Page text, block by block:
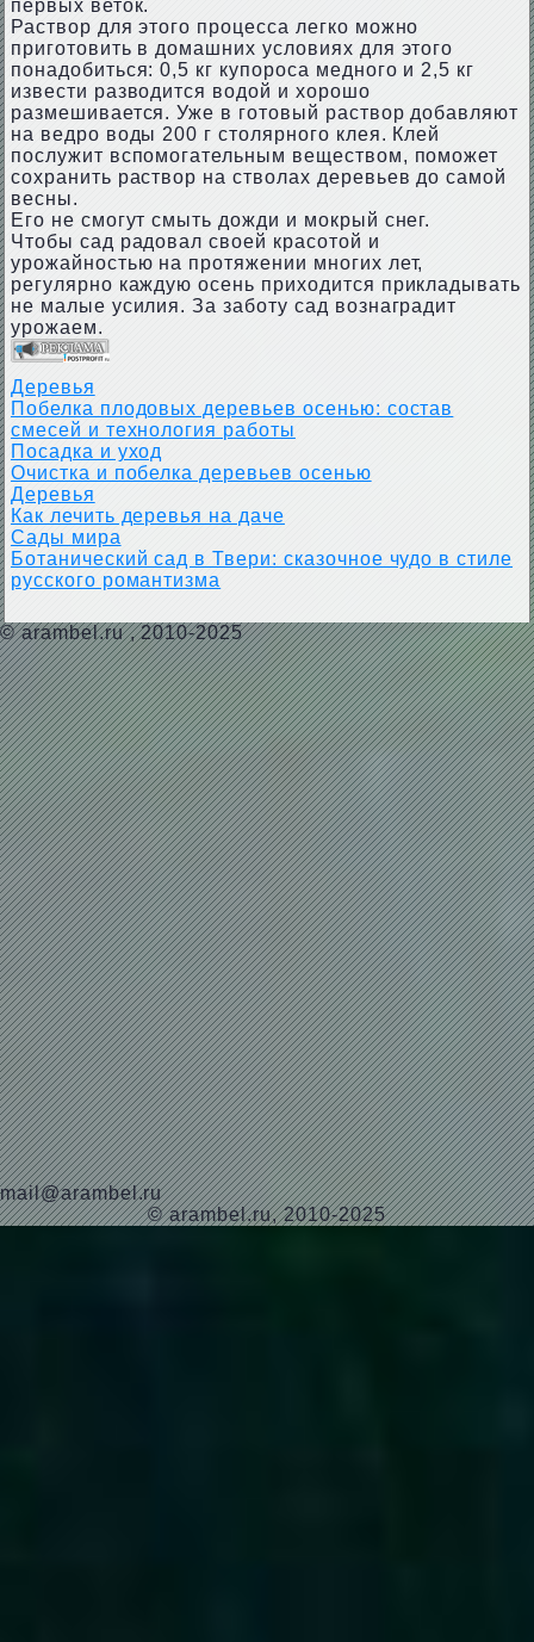
первых веток.
Раствор для этого процесса легко можно
приготовить в домашних условиях для этого
понадобиться: 0,5 кг купороса медного и 2,5 кг
извести разводится водой и хорошо
размешивается. Уже в готовый раствор добавляют
на ведро воды 200 г столярного клея. Клей
послужит вспомогательным веществом, поможет
сохранить раствор на стволах деревьев до самой
весны.
Его не смогут смыть дожди и мокрый снег.
Чтобы сад радовал своей красотой и
урожайностью на протяжении многих лет,
регулярно каждую осень приходится прикладывать
не малые усилия. За заботу сад вознаградит
урожаем.
Деревья
Побелка плодовых деревьев осенью: состав
смесей и технология работы
Посадка и уход
Очистка и побелка деревьев осенью
Деревья
Как лечить деревья на даче
Сады мира
Ботанический сад в Твери: сказочное чудо в стиле
русского романтизма
© arambel.ru, 2010-2025
mail@arambel.ru
© arambel.ru, 2010-2025